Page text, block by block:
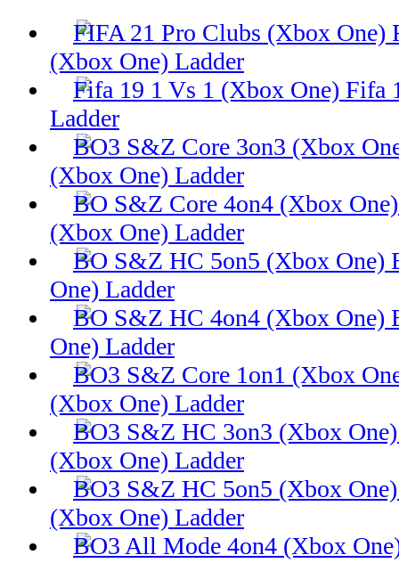
(Xbox One) Ladder
Fifa
Ladder
(Xbox One) Ladder
(Xbox One) Ladder
One) Ladder
One) Ladder
(Xbox One) Ladder
(Xbox One) Ladder
(Xbox One) Ladder